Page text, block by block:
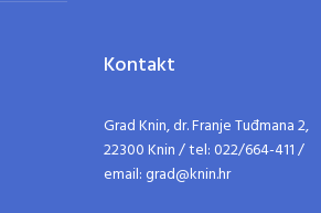
Kontakt
Grad Knin, dr. Franje Tuđmana 2,
22300 Knin / tel: 022/664-411 /
email: grad@knin.hr